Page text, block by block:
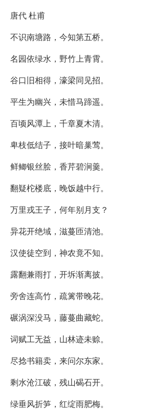
唐代 杜甫
不识南塘路，今知第五桥。
名园依绿水，野竹上青霄。
谷口旧相得，濠梁同见招。
平生为幽兴，未惜马蹄遥。
百顷风潭上，千章夏木清。
卑枝低结子，接叶暗巢莺。
鲜鲫银丝脍，香芹碧涧羹。
翻疑柁楼底，晚饭越中行。
万里戎王子，何年别月支？
异花开绝域，滋蔓匝清池。
汉使徒空到，神农竟不知。
露翻兼雨打，开坼渐离披。
旁舍连高竹，疏篱带晚花。
碾涡深没马，藤蔓曲藏蛇。
词赋工无益，山林迹未赊。
尽捻书籍卖，来问尔东家。
剩水沧江破，残山碣石开。
绿垂风折笋，红绽雨肥梅。